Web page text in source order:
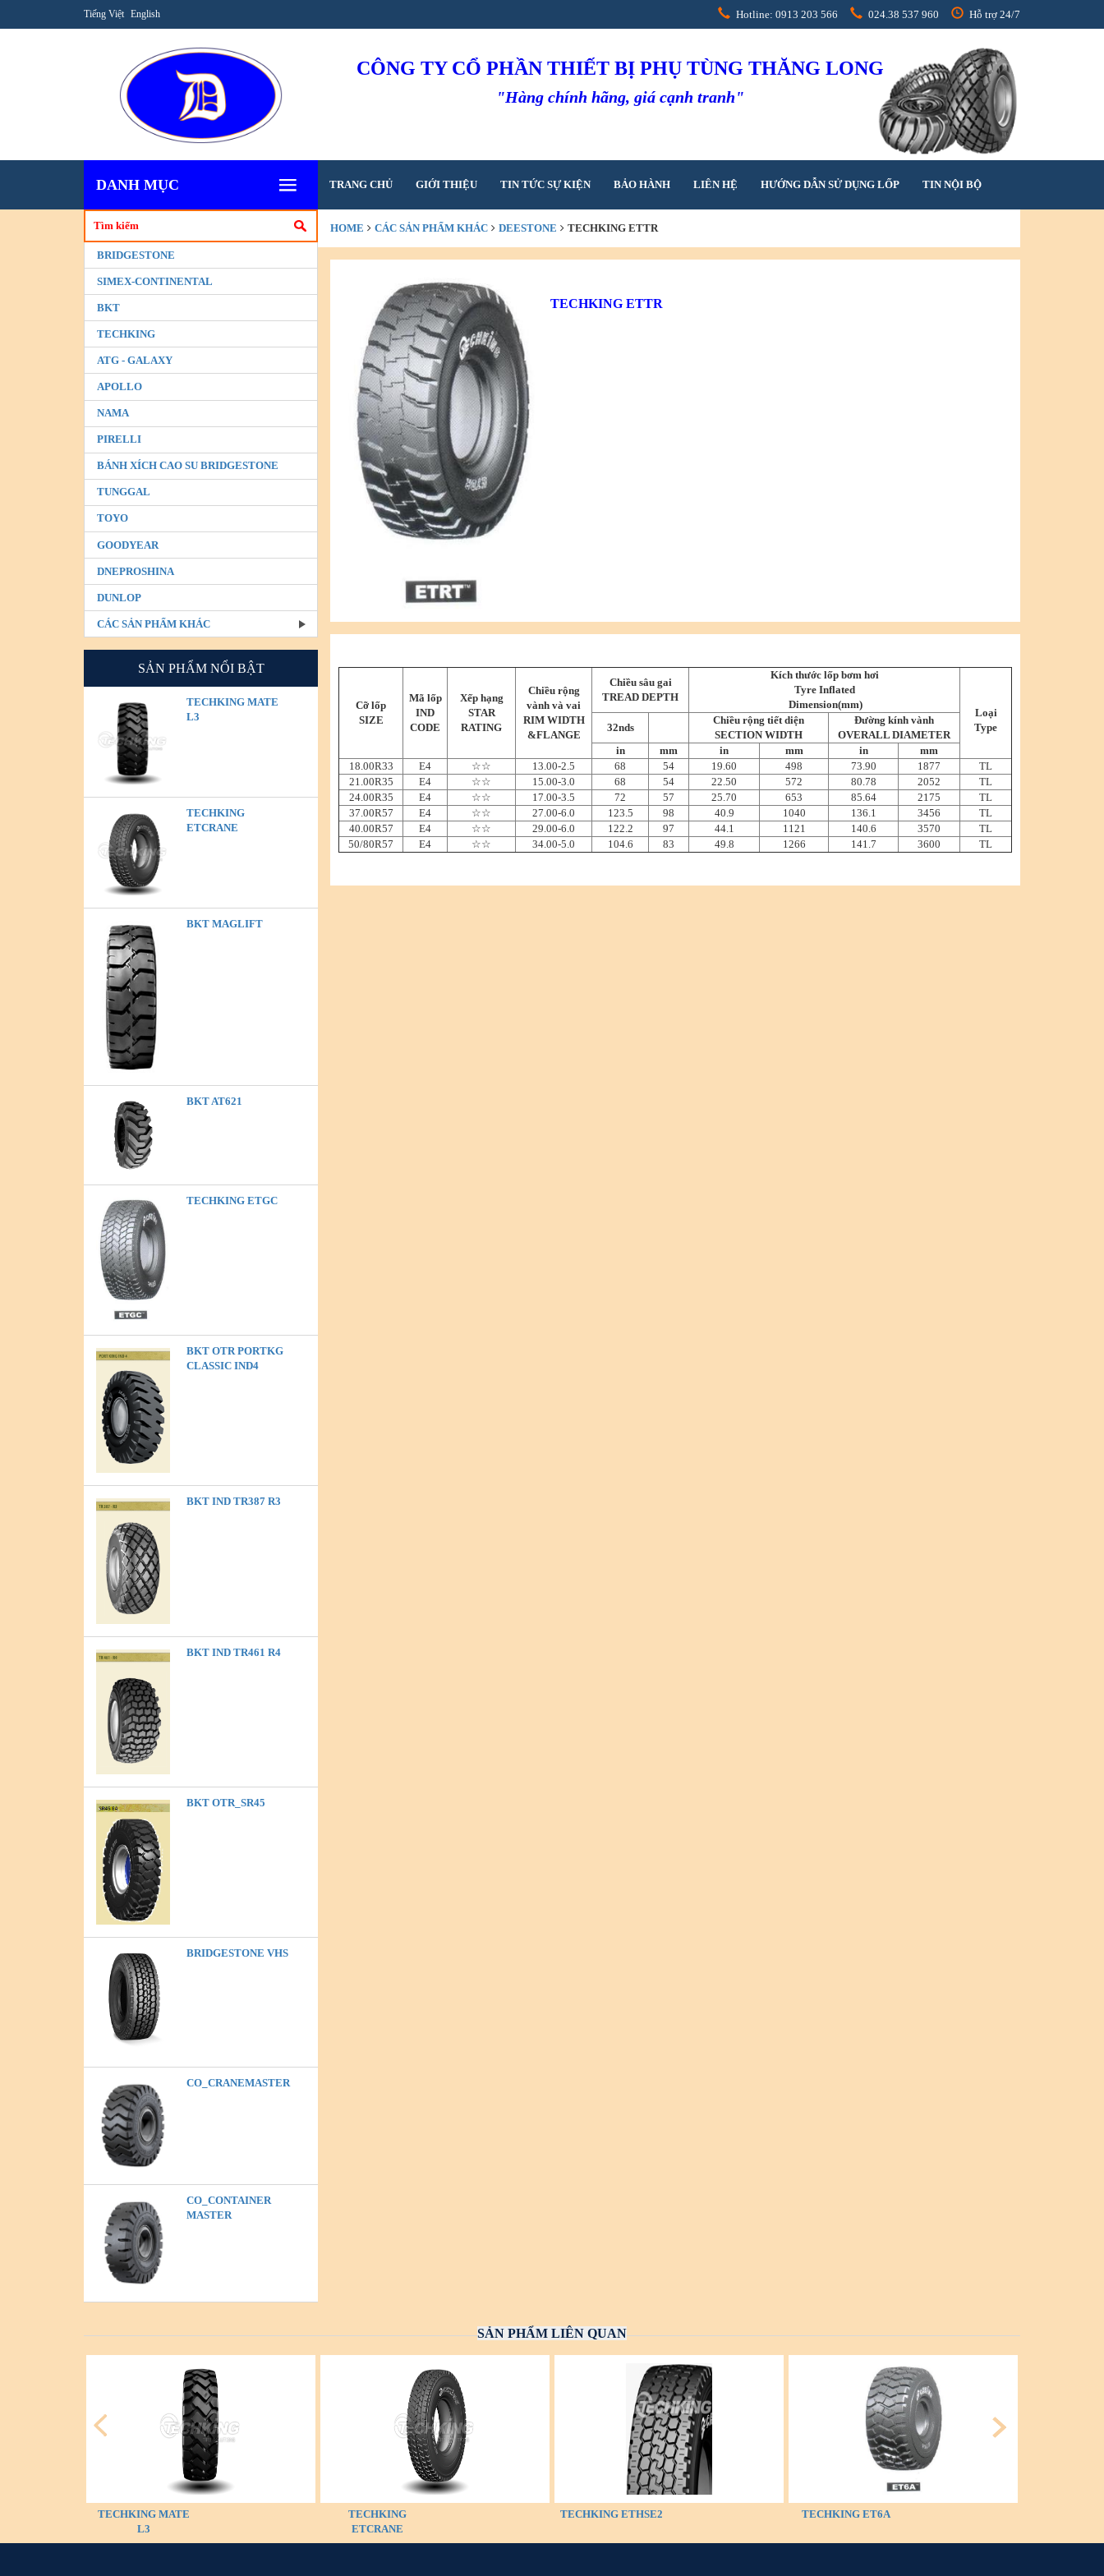
Tiếng Việt English Hotline: 0913 203 566 024.38 537 960 Hỗ trợ 24/7
CÔNG TY CỔ PHẦN THIẾT BỊ PHỤ TÙNG THĂNG LONG
"Hàng chính hãng, giá cạnh tranh"
DANH MỤC TRANG CHỦ GIỚI THIỆU TIN TỨC SỰ KIỆN BẢO HÀNH LIÊN HỆ HƯỚNG DẪN SỬ DỤNG LỐP TIN NỘI BỘ
BRIDGESTONE
SIMEX-CONTINENTAL
BKT
TECHKING
ATG - GALAXY
APOLLO
NAMA
PIRELLI
BÁNH XÍCH CAO SU BRIDGESTONE
TUNGGAL
TOYO
GOODYEAR
DNEPROSHINA
DUNLOP
CÁC SẢN PHẨM KHÁC
SẢN PHẨM NỔI BẬT
TECHKING MATE
L3
TECHKING
ETCRANE
BKT MAGLIFT
BKT AT621
TECHKING ETGC
BKT OTR PORTKG
CLASSIC IND4
BKT IND TR387 R3
BKT IND TR461 R4
BKT OTR_SR45
BRIDGESTONE VHS
CO_CRANEMASTER
CO_CONTAINER
MASTER
HOME CÁC SẢN PHẨM KHÁC DEESTONE TECHKING ETTR
TECHKING ETTR
Cỡ lốp
SIZE
Mã lốp
IND
CODE
Xếp hạng
STAR
RATING
Chiều rộng
vành và vai
RIM WIDTH
&FLANGE
Chiều sâu gai
TREAD DEPTH
Kích thước lốp bơm hơi
Tyre Inflated
Dimension(mm)
Loại
Type
32nds
Chiều rộng tiết diện
SECTION WIDTH
Đường kính vành
OVERALL DIAMETER
in
mm in mm in
mm
18.00R33
E4 ☆☆ 13.00-2.5 68 54 19.60 498 73.90 1877
TL
21.00R35
E4 ☆☆ 15.00-3.0 68 54 22.50 572 80.78 2052
TL
24.00R35
E4 ☆☆ 17.00-3.5 72 57 25.70 653 85.64 2175
TL
37.00R57
E4 ☆☆ 27.00-6.0 123.5 98 40.9 1040 136.1 3456
TL
40.00R57
E4 ☆☆ 29.00-6.0 122.2 97 44.1 1121 140.6 3570
TL
50/80R57
E4 ☆☆ 34.00-5.0 104.6 83 49.8 1266 141.7 3600 TL
SẢN PHẨM LIÊN QUAN
TECHKING MATE
L3
TECHKING
ETCRANE
TECHKING ETHSE2 TECHKING ET6A